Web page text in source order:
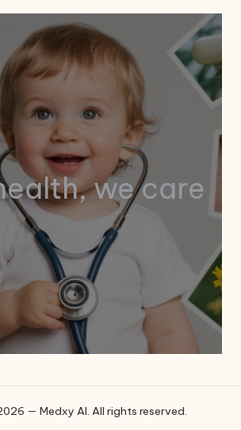
we care
— Medxy AI. All rights reserved.